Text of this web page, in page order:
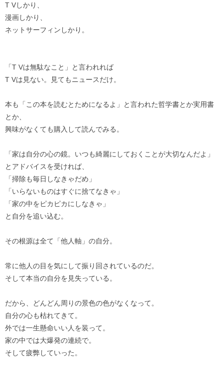
T Vしかり、
漫画しかり、
ネットサーフィンしかり。
「T Vは無駄なこと」と言われれば
T Vは見ない。見てもニュースだけ。
本も「この本を読むとためになるよ」と言われた哲学書とか実用書
とか、
興味がなくても購入して読んでみる。
「家は自分の心の鏡。いつも綺麗にしておくことが大切なんだよ」
とアドバイスを受ければ、
「掃除も毎日しなきゃだめ」
「いらないものはすぐに捨てなきゃ」
「家の中をピカピカにしなきゃ」
と自分を追い込む。
その根源は全て「他人軸」の自分。
常に他人の目を気にして振り回されているのだ。
そして本当の自分を見失っている。
だから、どんどん周りの景色の色がなくなって。
自分の心も枯れてきて。
外では一生懸命いい人を装って。
家の中では大爆発の連続で。
そして疲弊していった。